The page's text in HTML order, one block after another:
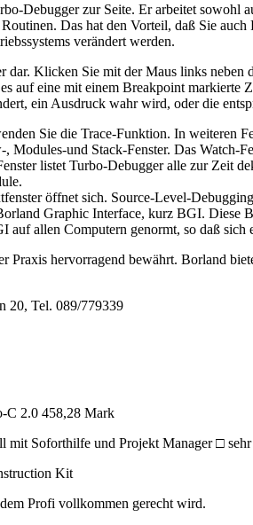
Debugger zur Seite. Er arbeitet
Das hat den Vorteil, daß Sie
verändert werden.
Klicken Sie mit der Maus links
auf eine mit einem Breakpoint
ein Ausdruck wahr wird, oder die
Sie die Trace-Funktion. In weiteren
und Stack-Fenster. Das
listet Turbo-Debugger alle zur Zeit
öffnet sich. Source-Level-
Graphic Interface, kurz BGI.
allen Computern genormt, so daß
Praxis hervorragend bewährt. Borland
20, Tel. 089/779339
C 2.0 458,28 Mark
mit Soforthilfe und Projekt Manager □
Kit
Profi vollkommen gerecht wird.